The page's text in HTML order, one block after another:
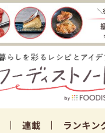
連載 ランキン